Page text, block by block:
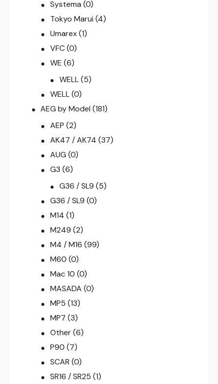
Systema (0)
Tokyo Marui (4)
Umarex (1)
VFC (0)
WE (6)
WELL (5)
WELL (0)
AEG by Model (181)
AEP (2)
AK47 / AK74 (37)
AUG (0)
G3 (6)
G36 / SL9 (5)
G36 / SL9 (0)
M14 (1)
M249 (2)
M4 / M16 (99)
M60 (0)
Mac 10 (0)
MASADA (0)
MP5 (13)
MP7 (3)
Other (6)
P90 (7)
SCAR (0)
SR16 / SR25 (1)